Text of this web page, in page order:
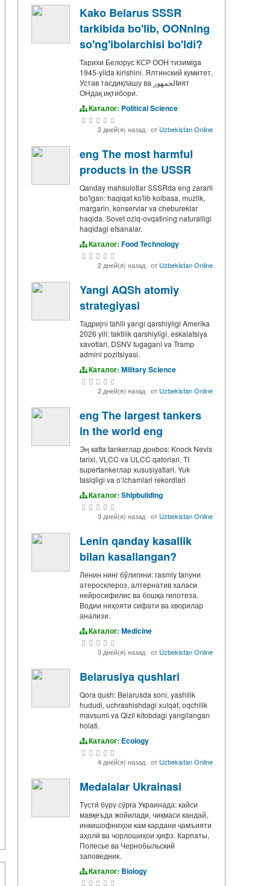
Kako Belarus SSSR
tarkibida bo'lib, OONning
so'ng'ibolarchisi bo'ldi?
Тарихи Белорус КСР ООН тизимiga
1945-yilda kirishini. Ялтинский кумитет,
Устав тасдиқлашу ва الجمهورият
ОНдақ иқтибори.
Каталог: Political Science
2 дней(я) назад· от Uzbekistan Online
eng The most harmful
products in the USSR
Qanday mahsulotlar SSSRda eng zararli
bo'lgan: haqiqat ko'lib kolbasa, muzlik,
margarin, konservlar va chebureklar
haqida. Sovet oziq-ovqatining naturalligi
haqidagi efsanalar.
Каталог: Food Technology
2 дней(я) назад· от Uzbekistan Online
Yangi AQSh atomiy
strategiyasi
Тадриjni tahlil yangi qarshiyligi Amerika
2026 yili: taktilik qarshiyligi, eskalatsiya
xavotlari, DSNV tugagani va Tramp
admini pozitsiyasi.
Каталог: Military Science
2 дней(я) назад· от Uzbekistan Online
eng The largest tankers
in the world eng
Эң кatta tankerлар донbos: Knock Nevis
tarixi, VLCC va ULCC qatorlari, TI
supertankerлар xususiyatlari. Yuk
tasiqligi va oʻlchamlari rekordlari
Каталог: Shipbuilding
3 дней(я) назад· от Uzbekistan Online
Lenin qanday kasallik
bilan kasallangan?
Ленин нинг бўлигини: rasmiy tanуни
атеросклероз, алтернатив халаси
нейросифилис ва бошқа гипотеза.
Водии ниҳояти сифати ва хворилар
анализи.
Каталог: Medicine
3 дней(я) назад· от Uzbekistan Online
Belarusiya qushlari
Qora qush: Belarusda soni, yashilik
hududi, uchrashishdagi xulqat, oqchilik
mavsumi va Qizil kitobdagi yangilangan
holati.
Каталог: Ecology
4 дней(я) назад· от Uzbekistan Online
Medalalar Ukrainasi
Түстӣ бүрү сӯрға Украинада: кайси
мавқеъда жойилади, чиқмаси кандай,
инкишофниҳои кам кардани ҷамъияти
аҳолӣ ва чорлошиҳои ҳифз. Карпаты,
Полесье ва Чернобыльский
заповедник.
Каталог: Biology